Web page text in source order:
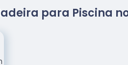
para Piscina